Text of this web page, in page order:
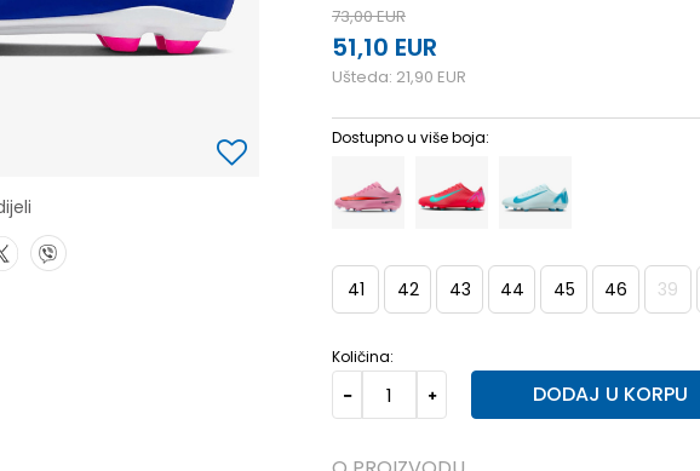
73,00EUR
51,10 EUR
Ušteda: 21,90 EUR
Dostupno u više boja:
41 42 43 44 45 46 39
Količina:
DODAJ U KORPU